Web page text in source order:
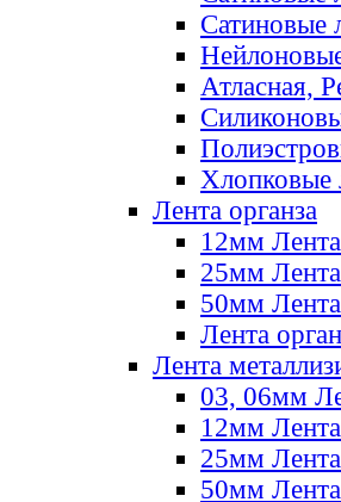
Сатиновые
Атласная,
Хлопковые
Лента органза
12мм
25мм
50мм
Лента
Лента
03, 06мм
12мм
25мм Лента
50мм Лента